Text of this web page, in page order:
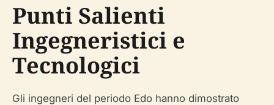
Punti Salienti
Ingegneristici e
Tecnologici
Gli ingegneri del periodo Edo hanno dimostrato